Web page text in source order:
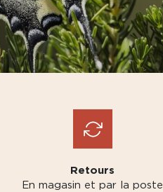
Retours
En magasin et par la poste